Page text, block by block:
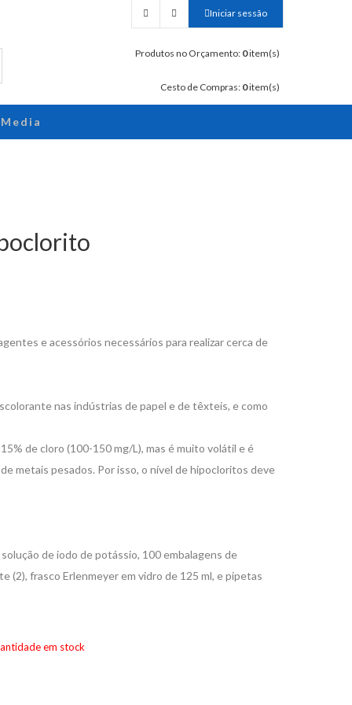
Iniciar sessão
Produtos no Orçamento: 0item(s)
Cesto de Compras: 0item(s)
Media
e acessórios necessários para realizar cerca de
nas indústrias de papel e de têxteis, e como
de cloro (100-150 mg/L), mas é muito volátil e é
metais pesados. Por isso, o nível de hipocloritos deve
de iodo de potássio, 100 embalagens de
(2), frasco Erlenmeyer em vidro de 125 ml, e pipetas
em stock